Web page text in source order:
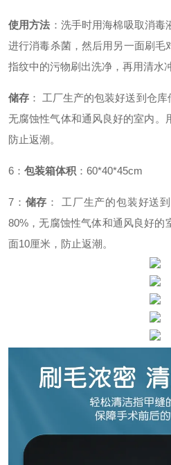
使用方法 ：洗手时用海棉吸取消
进行消毒杀菌，然后用另一面刷毛
指纹中的污物刷出洗净，再用清水
储存 ： 工厂生产的包装好送到仓
无腐蚀性气体和通风良好的室内。
防止返潮。
6： 包装箱体积 ： 60*40*45cm
7： 储存 ：
工厂生产的包装好送
80%，无腐蚀性气体和通风良好的
面10厘米，防止返潮。